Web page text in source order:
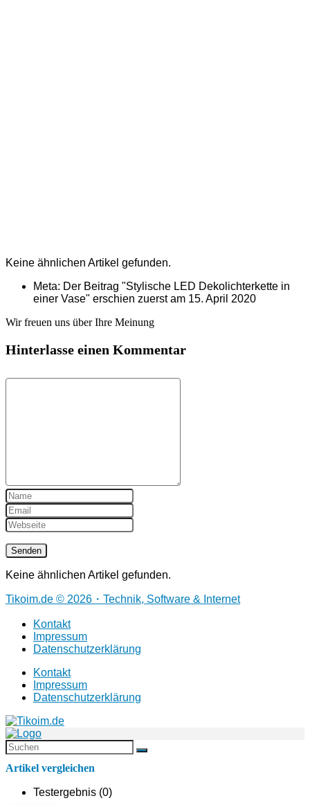
Keine ähnlichen Artikel gefunden.
Meta: Der Beitrag "Stylische LED Dekolichterkette in
einer Vase" erschien zuerst am 15. April 2020
Wir freuen uns über Ihre Meinung
Hinterlasse einen Kommentar
Keine ähnlichen Artikel gefunden.
Tikoim.de © 2026・Technik, Software & Internet
Kontakt
Impressum
Datenschutzerklärung
Kontakt
Impressum
Datenschutzerklärung
Artikel vergleichen
Testergebnis (0)